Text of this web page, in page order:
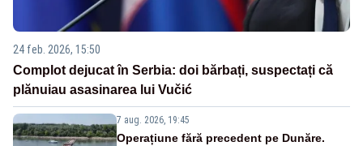
24 feb. 2026, 15:50
Complot dejucat în Serbia: doi bărbați, suspectați că
plănuiau asasinarea lui Vučić
7 aug. 2026, 19:45
Operațiune fără precedent pe Dunăre.